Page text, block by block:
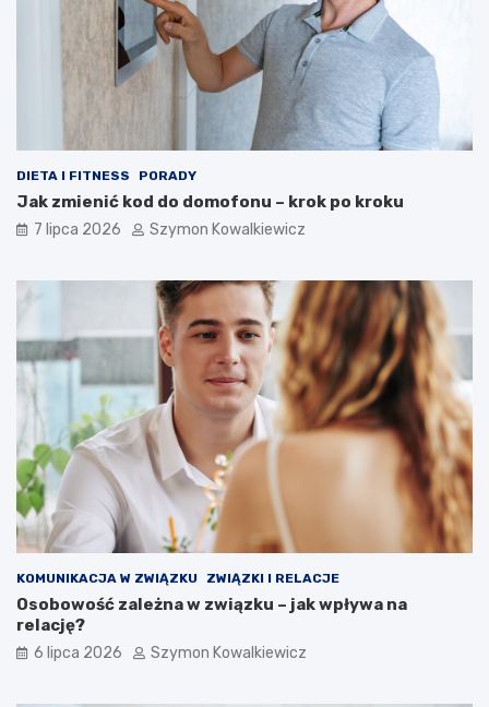
DIETA I FITNESS PORADY
Jak zmienić kod do domofonu – krok po kroku
7 lipca 2026 Szymon Kowalkiewicz
KOMUNIKACJA W ZWIĄZKU ZWIĄZKI I RELACJE
Osobowość zależna w związku – jak wpływa na
relację?
6 lipca 2026 Szymon Kowalkiewicz